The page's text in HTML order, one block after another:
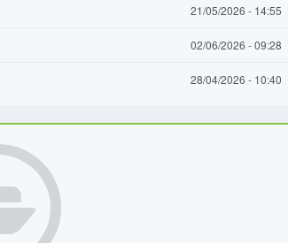
21/05/2026 - 14:55
02/06/2026 - 09:28
28/04/2026 - 10:40